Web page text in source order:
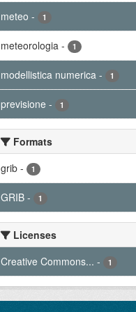
meteo - 1
meteorologia - 1
modellistica numerica - 1
previsione - 1
Formats
grib - 1
GRIB - 1
Licenses
Creative Commons... - 1